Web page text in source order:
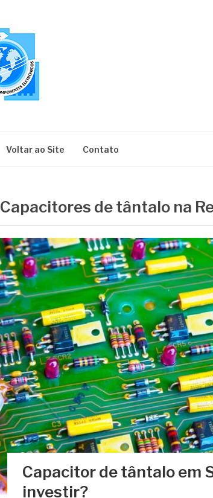
Voltar ao Site Contato
Capacitores de tântalo na
Capacitor de tântalo em
investir?